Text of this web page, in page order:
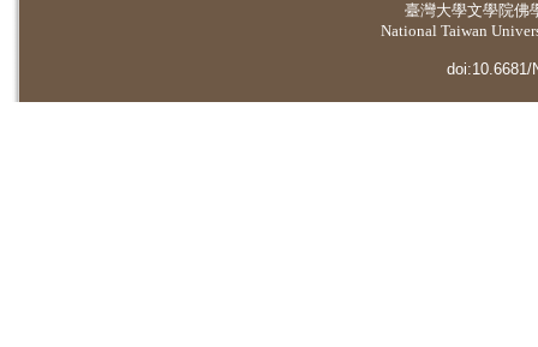
臺灣大學文學院佛
National Taiwan
doi:10.6681/